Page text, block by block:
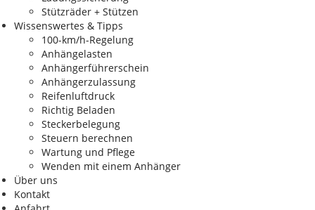
Stützräder + Stützen
Wissenswertes & Tipps
100-km/h-Regelung
Anhängelasten
Anhängerführerschein
Anhängerzulassung
Reifenluftdruck
Richtig Beladen
Steckerbelegung
Steuern berechnen
Wartung und Pflege
Wenden mit einem Anhänger
Über uns
Kontakt